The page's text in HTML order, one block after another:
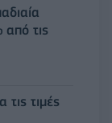
τις
τις τιμές